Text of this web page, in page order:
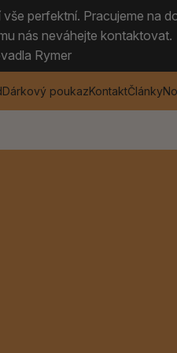
perfektní. Pracujeme na
nás neváhejte kontaktovat.
Rymer
Dárkový poukazKontaktČlánky